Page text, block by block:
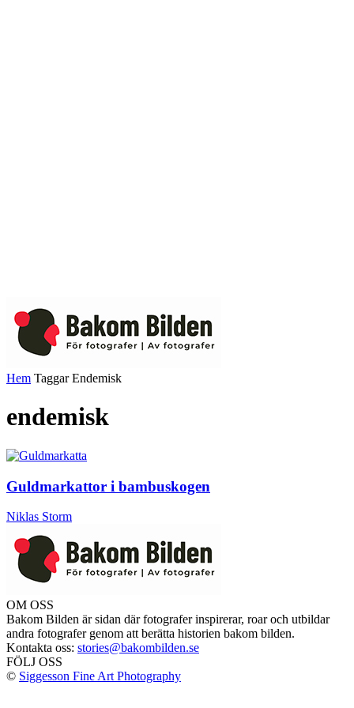
Hem Taggar Endemisk
endemisk
Guldmarkattor i bambuskogen
Niklas Storm
OM OSS
Bakom Bilden är sidan där fotografer inspirerar, roar och utbildar
andra fotografer genom att berätta historien bakom bilden.
Kontakta oss: stories@bakombilden.se
FÖLJ OSS
© Siggesson Fine Art Photography